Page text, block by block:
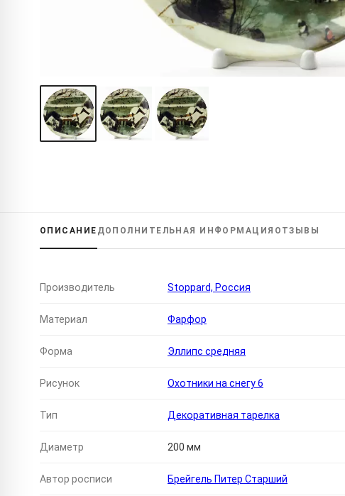
ОПИСАНИЕ ДОПОЛНИТЕЛЬНАЯ ИНФОРМАЦИЯ ОТЗЫВЫ
Производитель Stoppard, Россия
Материал Фарфор
Форма Эллипс средняя
Рисунок Охотники на снегу 6
Тип Декоративная тарелка
Диаметр 200 мм
Автор росписи Брейгель Питер Старший